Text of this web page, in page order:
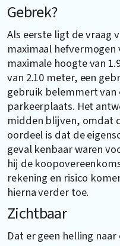
Gebrek?
Als eerste ligt de vraag
maximaal
maximale hoogte van
van 2.10 meter, een
gebruik belemmert van
parkeerplaats. Het
midden blijven, omdat
oordeel is dat de
geval kenbaar waren
hij de
rekening en risico
hierna verder toe.
Zichtbaar
Dat er geen helling